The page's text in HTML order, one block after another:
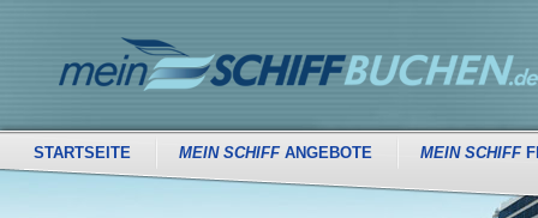
STARTSEITE MEIN SCHIFFANGEBOTE MEIN SCHIFF